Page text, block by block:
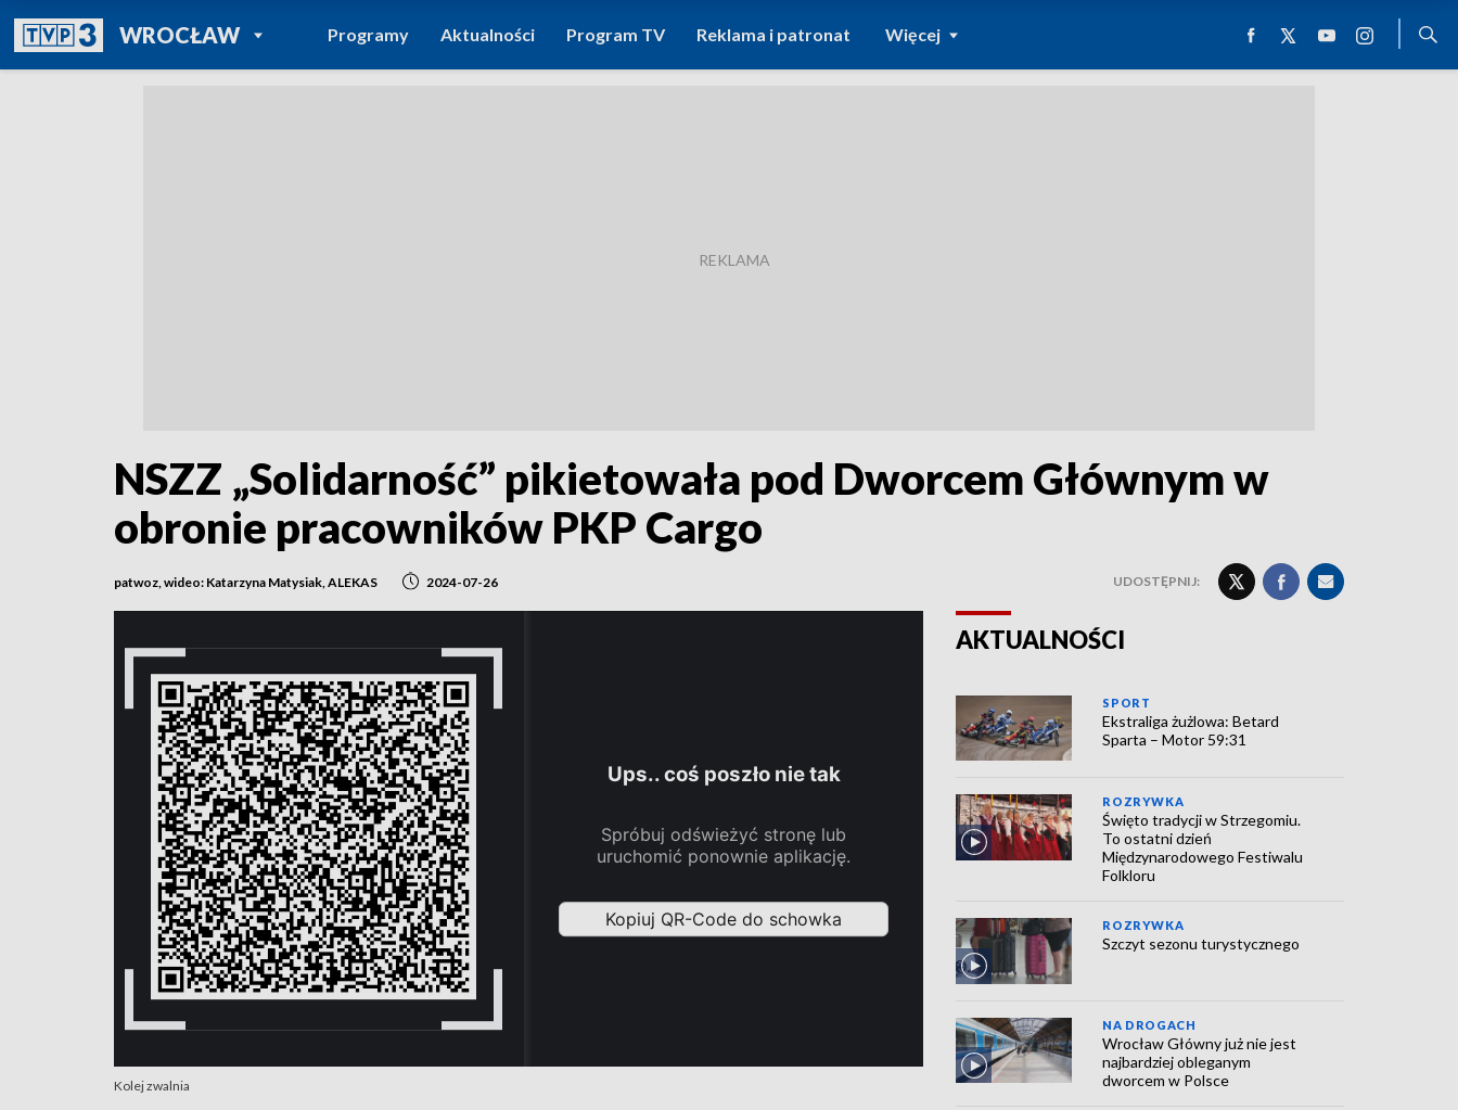
WROCŁAWPOWRÓT DO
TVP REGIONY
Programy Aktualności Program TV Reklama i patronat Więcej
NSZZ „Solidarność” pikietowała pod Dworcem Głównym w
obronie pracowników PKP Cargo
patwoz, wideo: Katarzyna Matysiak, ALEKAS 2024-07-26 UDOSTĘPNIJ:
Kolej zwalnia
AKTUALNOŚCI
SPORT
Ekstraliga żużlowa: Betard
Sparta – Motor 59:31
ROZRYWKA
Święto tradycji w Strzegomiu.
To ostatni dzień
Międzynarodowego Festiwalu
Folkloru
ROZRYWKA
Szczyt sezonu turystycznego
NA DROGACH
Wrocław Główny już nie jest
najbardziej obleganym
dworcem w Polsce